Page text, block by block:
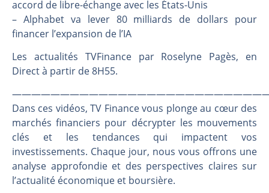
Une inertie haussière qui ralentit | Antoine Quesada – Chrono CAC
WTI : Explosion mais réserves au plus bas | Denis Desclos – Market Movers
accord de libre-échange avec les États-Unis
– Alphabet va lever 80 milliards de dollars pour
financer l’expansion de l’IA
Les actualités TVFinance par Roselyne Pagès, en
Direct à partir de 8H55.
Dans ces vidéos, TV Finance vous plonge au cœur des
marchés financiers pour décrypter les mouvements
clés et les tendances qui impactent vos
investissements. Chaque jour, nous vous offrons une
analyse approfondie et des perspectives claires sur
l’actualité économique et boursière.